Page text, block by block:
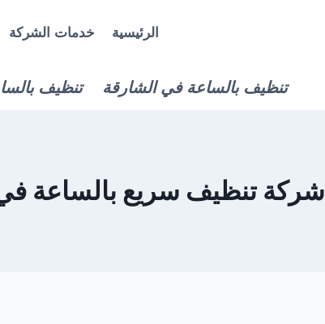
الرئيسية خدمات الشركة
تنظيف بالساعة في الشارقة تنظيف
شركة تنظيف سريع بالساعة في